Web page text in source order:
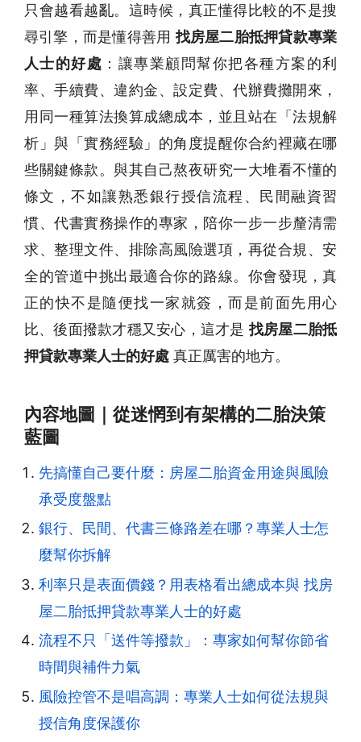
只會越看越亂。這時候，真正懂得比較的不是搜
尋引擎，而是懂得善用找房屋二胎抵押貸款專業
人士的好處 ：讓專業顧問幫你把各種方案的利
率、手續費、違約金、設定費、代辦費攤開來，
用同一種算法換算成總成本，並且站在「法規解
析」與「實務經驗」的角度提醒你合約裡藏在哪
些關鍵條款。與其自己熬夜研究一大堆看不懂的
條文，不如讓熟悉銀行授信流程、民間融資習
慣、代書實務操作的專家，陪你一步一步釐清需
求、整理文件、排除高風險選項，再從合規、安
全的管道中挑出最適合你的路線。你會發現，真
正的快不是隨便找一家就簽，而是前面先用心
比、後面撥款才穩又安心，這才是找房屋二胎抵
押貸款專業人士的好處 真正厲害的地方。
內容地圖｜從迷惘到有架構的二胎決策
藍圖
先搞懂自己要什麼：房屋二胎資金用途與風險
承受度盤點
銀行、民間、代書三條路差在哪？專業人士怎
麼幫你拆解
利率只是表面價錢？用表格看出總成本與 找房
屋二胎抵押貸款專業人士的好處
流程不只「送件等撥款」：專家如何幫你節省
時間與補件力氣
風險控管不是唱高調：專業人士如何從法規與
授信角度保護你